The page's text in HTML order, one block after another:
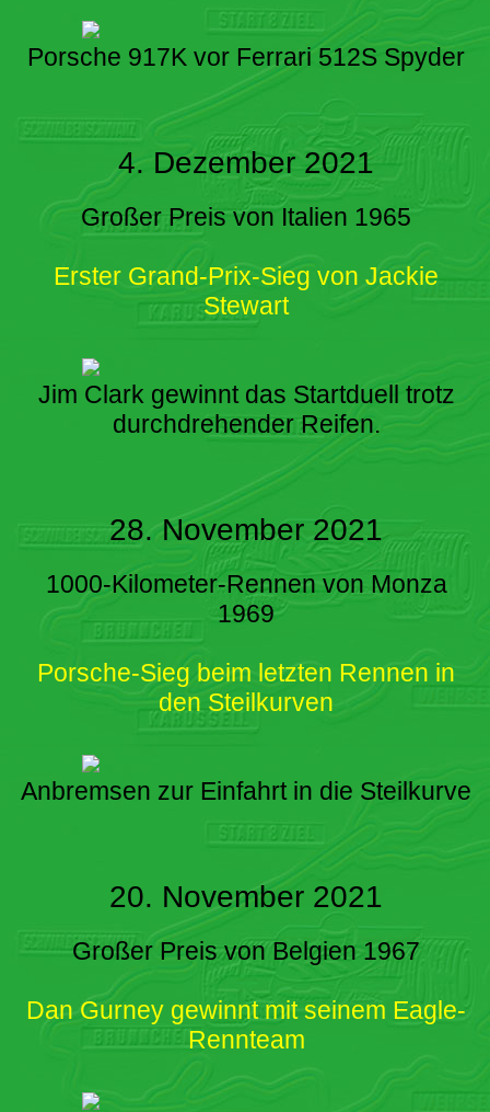
Porsche 917K vor Ferrari 512S Spyder
4. Dezember 2021
Großer Preis von Italien 1965
Erster Grand-Prix-Sieg von Jackie
Stewart
Jim Clark gewinnt das Startduell trotz
durchdrehender Reifen.
28. November 2021
1000-Kilometer-Rennen von Monza
1969
Porsche-Sieg beim letzten Rennen in
den Steilkurven
Anbremsen zur Einfahrt in die Steilkurve
20. November 2021
Großer Preis von Belgien 1967
Dan Gurney gewinnt mit seinem Eagle-
Rennteam